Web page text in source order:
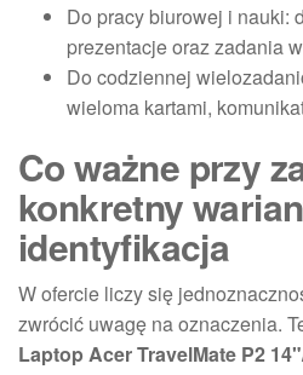
Do pracy biurowej i nauki:
prezentacje oraz zadania
Do codziennej
wieloma kartami,
Co ważne przy
konkretny
identyfikacja
W ofercie liczy się
zwrócić uwagę na oznaczenia.
Laptop Acer TravelMate P2